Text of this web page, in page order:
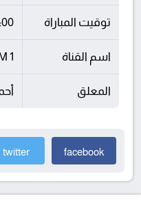
توقيت المباراة Time
اسم القناة 1
المعلق
facebook
twitter